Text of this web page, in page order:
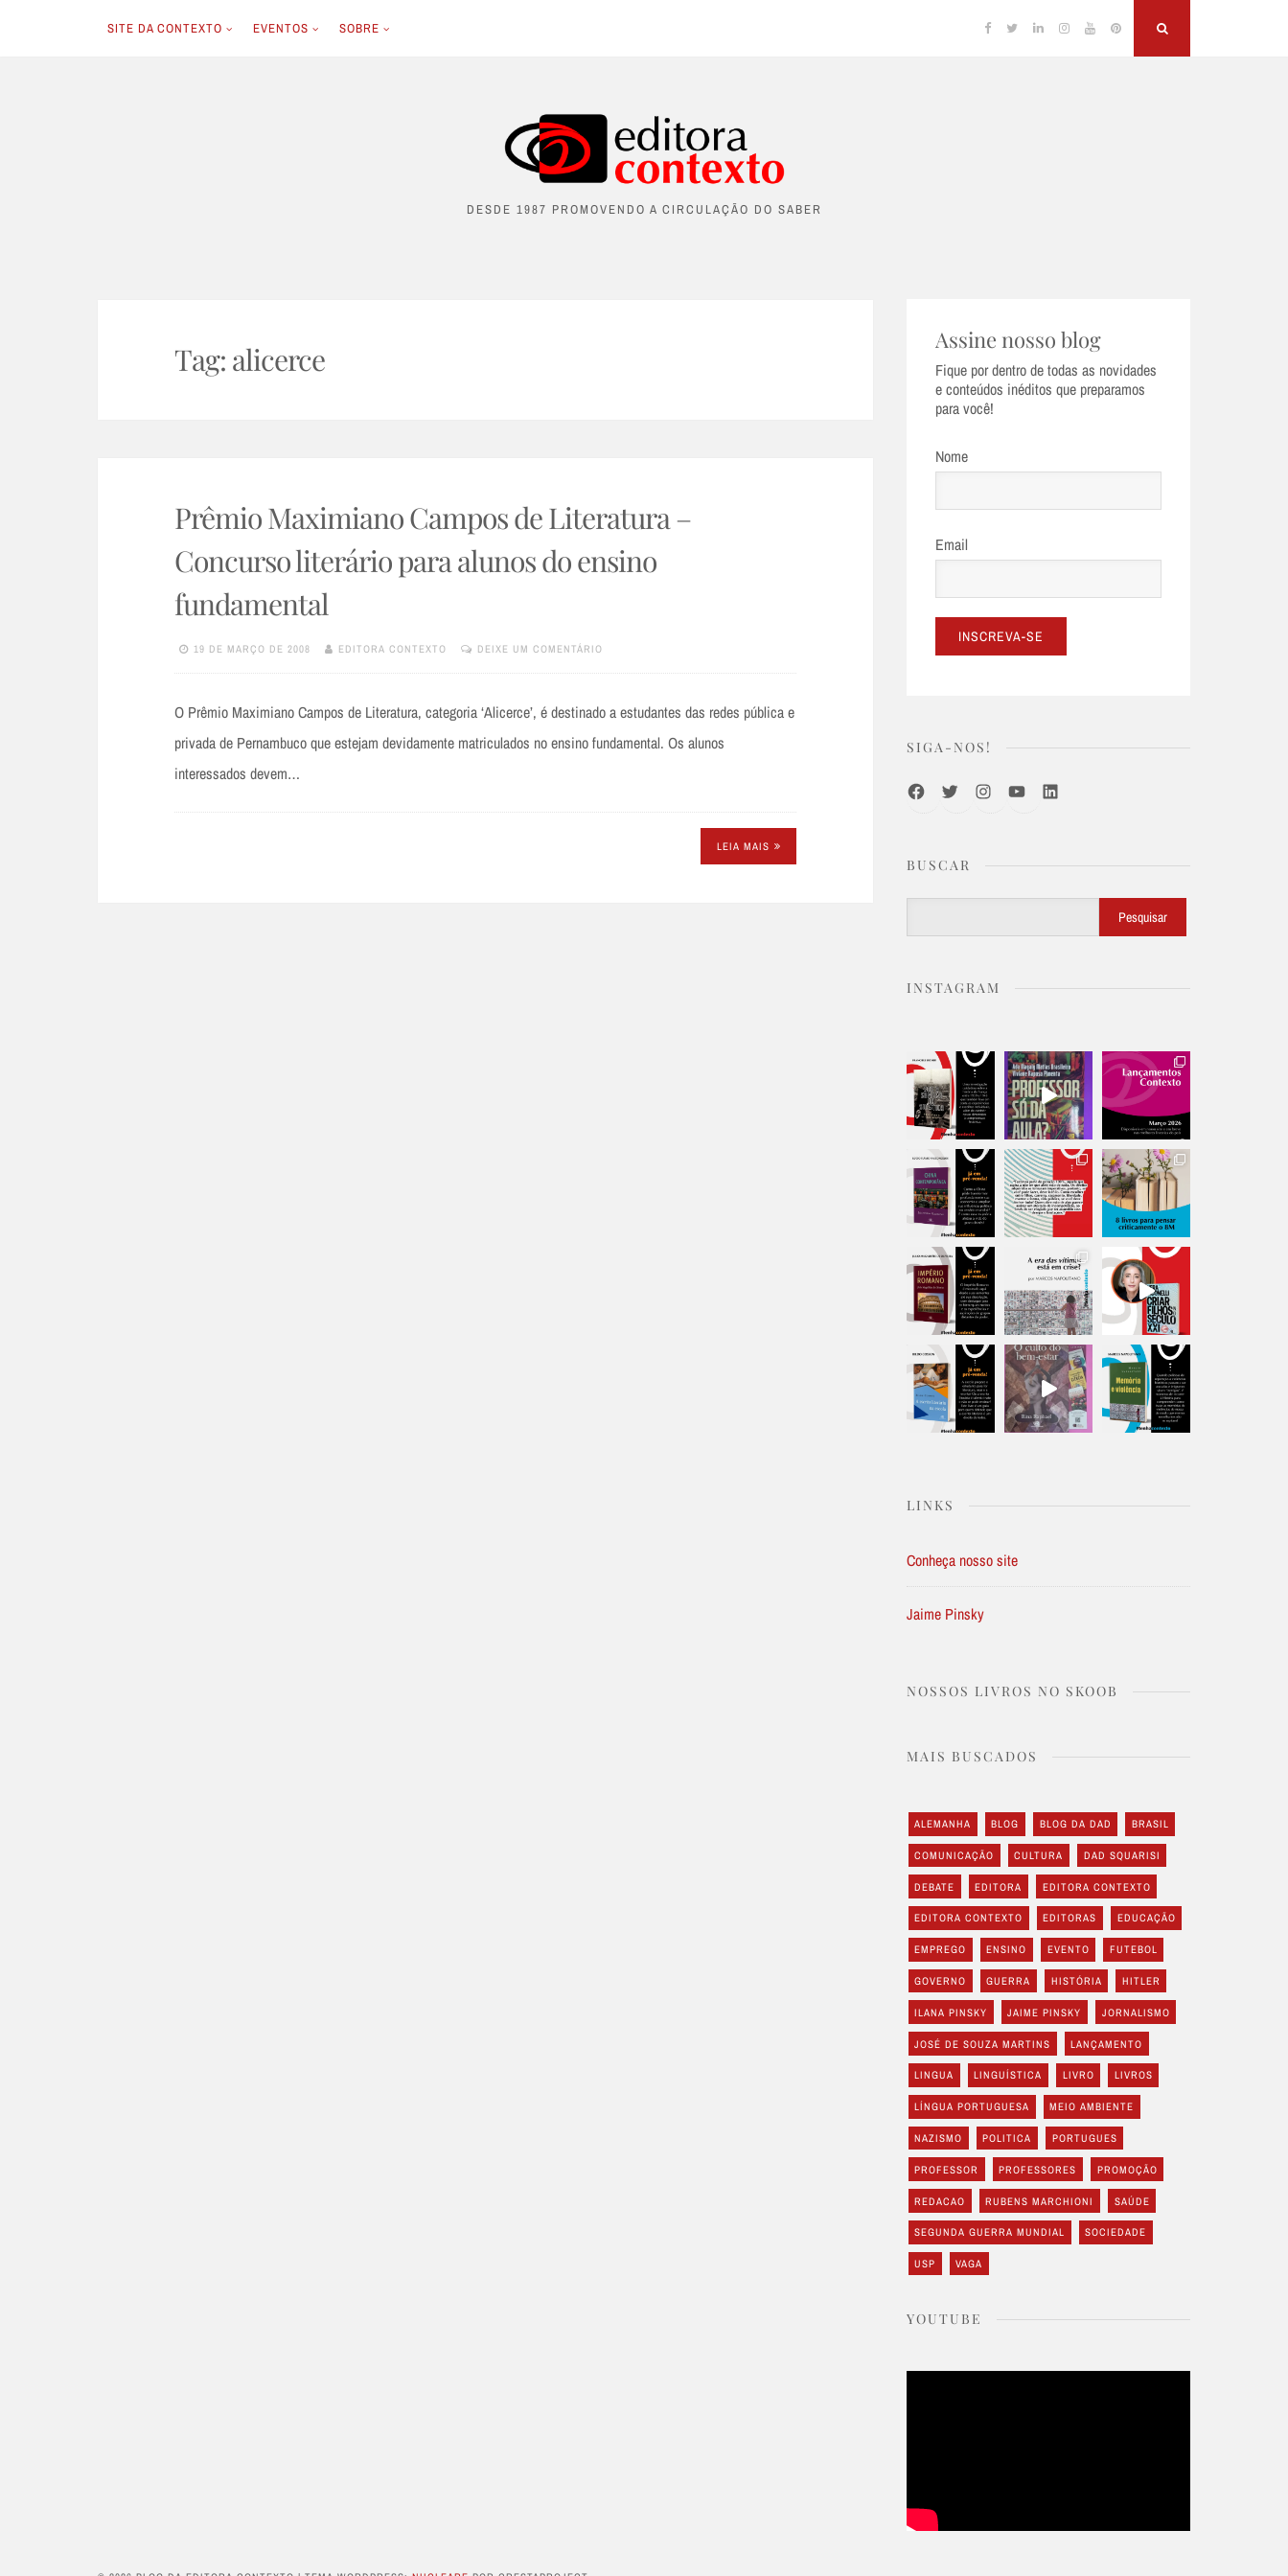
SITE DA CONTEXTO EVENTOS SOBRE Facebook
TwitterLinkedinInstagram
YouTubePinterest
DESDE 1987 PROMOVENDO A CIRCULAÇÃO DO SABER
Tag: alicerce
Prêmio Maximiano Campos de Literatura –
Concurso literário para alunos do ensino
fundamental
19 DE MARÇO DE 2008 EDITORA CONTEXTO DEIXE UM COMENTÁRIO
O Prêmio Maximiano Campos de Literatura, categoria ‘Alicerce’, é destinado a estudantes das redes pública e
privada de Pernambuco que estejam devidamente matriculados no ensino fundamental. Os alunos
interessados devem…
LEIA MAIS
Assine nosso blog
Fique por dentro de todas as novidades
e conteúdos inéditos que preparamos
para você!
Nome
Email
SIGA-NOS!
FacebookTwitterInstagramYoutubeLinkedIn
BUSCAR
Pesquisar
INSTAGRAM
LINKS
Conheça nosso site
Jaime Pinsky
NOSSOS LIVROS NO SKOOB
MAIS BUSCADOS
ALEMANHA BLOG BLOG DA DAD BRASIL
COMUNICAÇÃO CULTURA DAD SQUARISI
DEBATE EDITORA EDITORA CONTEXTO
EDITORA CONTEXTO EDITORAS EDUCAÇÃO
EMPREGO ENSINO EVENTO FUTEBOL
GOVERNO GUERRA HISTÓRIA HITLER
ILANA PINSKY JAIME PINSKY JORNALISMO
JOSÉ DE SOUZA MARTINS LANÇAMENTO
LINGUA LINGUÍSTICA LIVRO LIVROS
LÍNGUA PORTUGUESA MEIO AMBIENTE
NAZISMO POLITICA PORTUGUES
PROFESSOR PROFESSORES PROMOÇÃO
REDACAO RUBENS MARCHIONI SAÚDE
SEGUNDA GUERRA MUNDIAL SOCIEDADE
USP VAGA
YOUTUBE